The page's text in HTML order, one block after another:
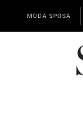
MODA SPOSA